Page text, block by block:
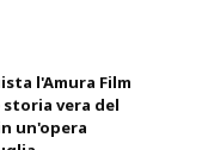
l'Amura Film
vera del
un'opera